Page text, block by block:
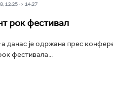
12:25 -> 14:27
рок фестивал
данас је одржана прес
фестивала...